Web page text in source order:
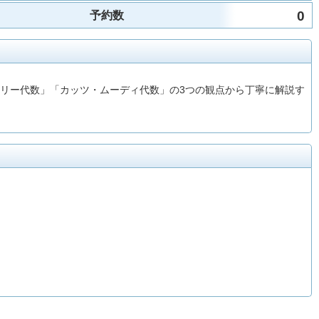
予約数 0
ー代数」「カッツ・ムーディ代数」の3つの観点から丁寧に解説す